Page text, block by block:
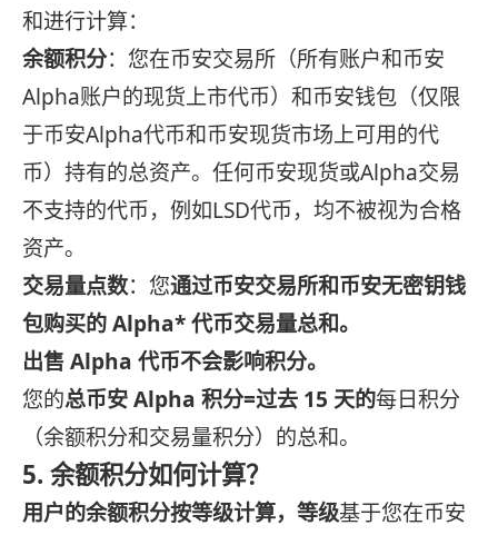
和进行计算：
余额积分：您在币安交易所（所有账户和币安
Alpha账户的现货上市代币）和币安钱包（仅限
于币安Alpha代币和币安现货市场上可用的代
币）持有的总资产。任何币安现货或Alpha交易
不支持的代币，例如LSD代币，均不被视为合格
资产。
交易量点数：您通过币安交易所和币安无密钥钱
包购买的 Alpha* 代币交易量总和。
出售 Alpha 代币不会影响积分。
您的总币安 Alpha 积分=过去 15 天的每日积分
（余额积分和交易量积分）的总和。
5. 余额积分如何计算？
用户的余额积分按等级计算，等级基于您在币安